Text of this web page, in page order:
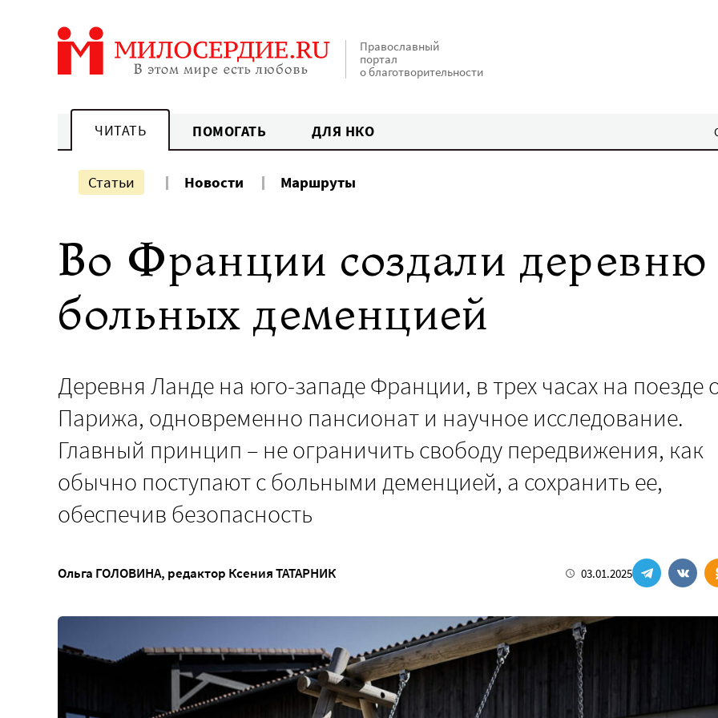
Православный
портал
о благотворительности
ЧИТАТЬ ПОМОГАТЬ ДЛЯ НКО
Статьи Новости Маршруты
Во Франции создали деревню
больных деменцией
Деревня Ланде на юго-западе Франции, в трех часах на поезде
Парижа, одновременно пансионат и научное исследование.
Главный принцип – не ограничить свободу передвижения, как
обычно поступают с больными деменцией, а сохранить ее,
обеспечив безопасность
Ольга ГОЛОВИНА, редактор Ксения ТАТАРНИК 03.01.2025